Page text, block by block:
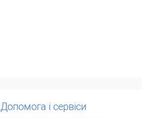
Допомога і сервіси